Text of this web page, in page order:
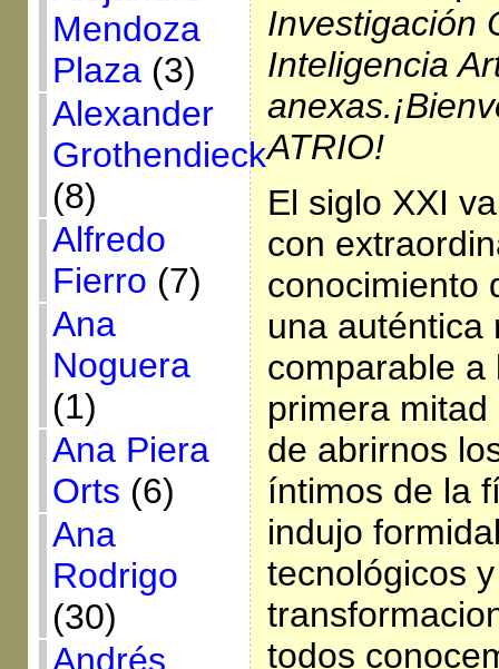
Mendoza
Plaza(3)
Alexander
Grothendieck
(8)
Alfredo
Fierro (7)
Ana
Noguera
(1)
Ana Piera
Orts (6)
Ana
Rodrigo
(30)
Andrés
Investigación
Inteligencia
ATRIO!
El siglo XXI
con
conocimiento
una auténtica
comparable a
primera
de abrirnos
íntimos de la
indujo
tecnológicos
todos